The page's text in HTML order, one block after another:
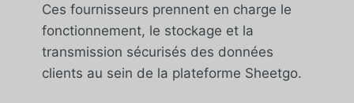
Ces fournisseurs prennent en charge le
fonctionnement, le stockage et la
transmission sécurisés des données
clients au sein de la plateforme Sheetgo.